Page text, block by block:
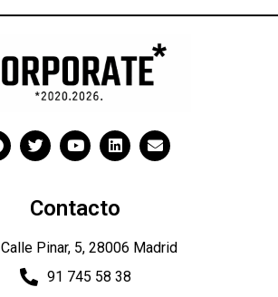
Contacto
Calle Pinar, 5, 28006 Madrid
91 745 58 38